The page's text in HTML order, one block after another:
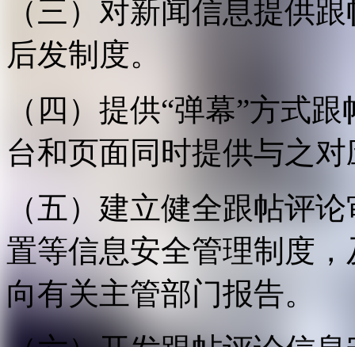
（三）对新闻信息提供
后发制度。
（四）提供“弹幕”方式
台和页面同时提供与之
（五）建立健全跟帖评
置等信息安全管理制度
向有关主管部门报告。